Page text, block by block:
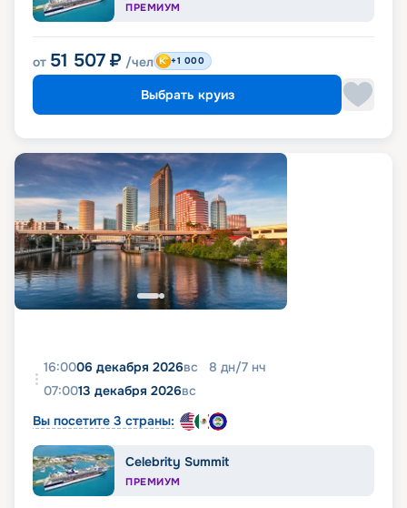
ПРЕМИУМ
от 51 507 ₽ /чел +1 000
Выбрать круиз
16:0006 декабря 2026вс 8 дн/7 нч
07:0013 декабря 2026вс
Вы посетите 3 страны:
Celebrity Summit
ПРЕМИУМ